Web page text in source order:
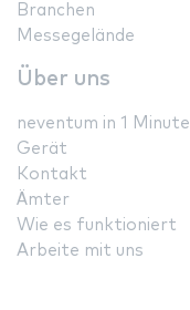
Branchen
Messegelände
Über uns
neventum in 1 Minute
Gerät
Kontakt
Ämter
Wie es funktioniert
Arbeite mit uns